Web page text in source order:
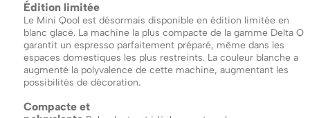
Édition limitée
Le Mini Qool est désormais disponible en édition limitée en
blanc glacé. La machine la plus compacte de la gamme Delta Q
garantit un espresso parfaitement préparé, même dans les
espaces domestiques les plus restreints. La couleur blanche a
augmenté la polyvalence de cette machine, augmentant les
possibilités de décoration.
Compacte et